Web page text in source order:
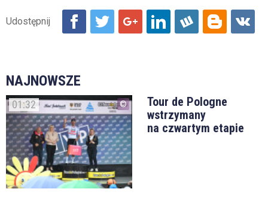
NAJNOWSZE
01:32
Tour de Pologne
wstrzymany
na czwartym etapie